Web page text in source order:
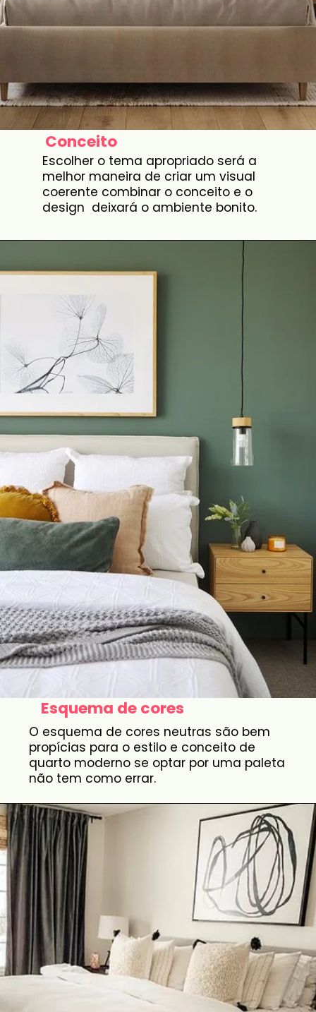
Conceito
Escolher o tema apropriado será a
melhor maneira de criar um visual
coerente combinar o conceito e o
design deixará o ambiente bonito.
Esquema de cores
O esquema de cores neutras são bem
propícias para o estilo e conceito de
quarto moderno se optar por uma paleta
não tem como errar.